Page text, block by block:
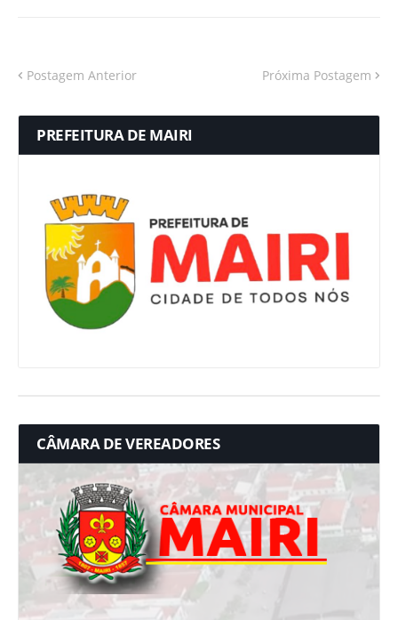
Postagem Anterior Próxima Postagem
PREFEITURA DE MAIRI
CÂMARA DE VEREADORES